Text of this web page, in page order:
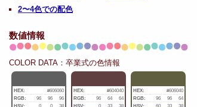
2〜4色での配色
数値情報
COLOR DATA：卒業式の色情報
HEX:
#606060
RGB:
96 96
96
HEX:
#604040
RGB:
96 64
64
HEX:
#606040
RGB:
96 96
64